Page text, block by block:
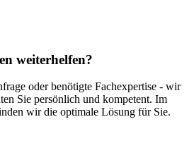
weiterhelfen?
oder benötigte Fachexpertise - wir
Sie persönlich und kompetent. Im
wir die optimale Lösung für Sie.